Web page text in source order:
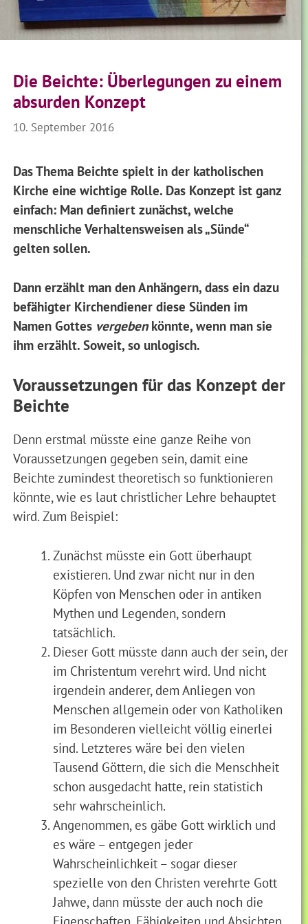
Die Beichte: Überlegungen zu einem
absurden Konzept
10. September 2016
Das Thema Beichte spielt in der katholischen
Kirche eine wichtige Rolle. Das Konzept ist ganz
einfach: Man definiert zunächst, welche
menschliche Verhaltensweisen als „Sünde“
gelten sollen.
Dann erzählt man den Anhängern, dass ein dazu
befähigter Kirchendiener diese Sünden im
Namen Gottes vergebenkönnte, wenn man sie
ihm erzählt. Soweit, so unlogisch.
Voraussetzungen für das Konzept der
Beichte
Denn erstmal müsste eine ganze Reihe von
Voraussetzungen gegeben sein, damit eine
Beichte zumindest theoretisch so funktionieren
könnte, wie es laut christlicher Lehre behauptet
wird. Zum Beispiel:
Zunächst müsste ein Gott überhaupt
existieren. Und zwar nicht nur in den
Köpfen von Menschen oder in antiken
Mythen und Legenden, sondern
tatsächlich.
Dieser Gott müsste dann auch der sein, der
im Christentum verehrt wird. Und nicht
irgendein anderer, dem Anliegen von
Menschen allgemein oder von Katholiken
im Besonderen vielleicht völlig einerlei
sind. Letzteres wäre bei den vielen
Tausend Göttern, die sich die Menschheit
schon ausgedacht hatte, rein statistich
sehr wahrscheinlich.
Angenommen, es gäbe Gott wirklich und
es wäre – entgegen jeder
Wahrscheinlichkeit – sogar dieser
spezielle von den Christen verehrte Gott
Jahwe, dann müsste der auch noch die